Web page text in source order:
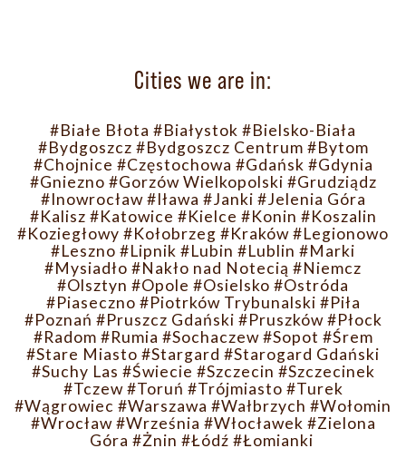
Cities we are in:
#Białe Błota #Białystok #Bielsko-Biała
#Bydgoszcz #Bydgoszcz Centrum #Bytom
#Chojnice #Częstochowa #Gdańsk #Gdynia
#Gniezno #Gorzów Wielkopolski #Grudziądz
#Inowrocław #Iława #Janki #Jelenia Góra
#Kalisz #Katowice #Kielce #Konin #Koszalin
#Koziegłowy #Kołobrzeg #Kraków#Legionowo
#Leszno #Lipnik #Lubin #Lublin #Marki
#Mysiadło #Nakło nad Notecią #Niemcz
#Olsztyn #Opole #Osielsko #Ostróda
#Piaseczno #Piotrków Trybunalski #Piła
#Poznań #Pruszcz Gdański #Pruszków #Płock
#Radom #Rumia #Sochaczew #Sopot #Śrem
#Stare Miasto #Stargard #Starogard Gdański
#Suchy Las #Świecie #Szczecin #Szczecinek
#Tczew #Toruń #Trójmiasto #Turek
#Wągrowiec #Warszawa #Wałbrzych #Wołomin
#Wrocław #Września #Włocławek #Zielona
Góra #Żnin #Łódź #Łomianki